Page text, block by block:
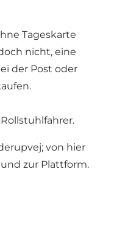
Tageskarte
nicht, eine
der Post oder
von hier
zur Plattform.